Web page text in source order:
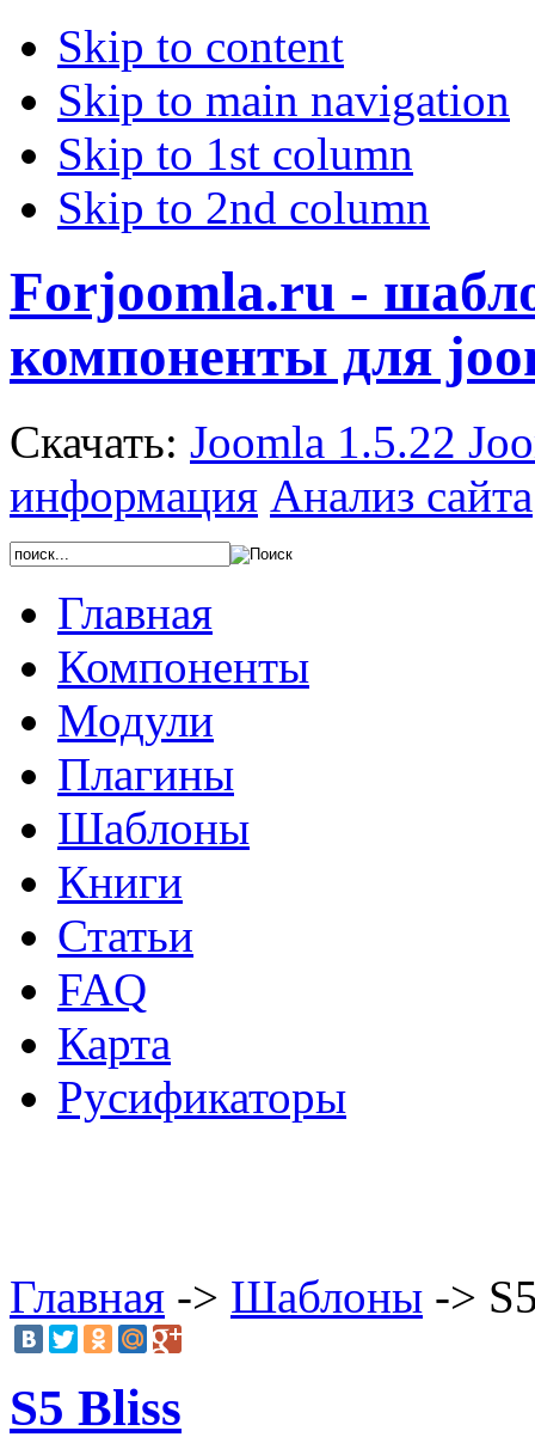
Skip to content
Skip to main navigation
Skip to 1st column
Skip to 2nd column
Forjoomla.ru -
компоненты для
Скачать: Joomla 1.5.22
информация Анализ сайта
Главная
Компоненты
Модули
Плагины
Шаблоны
Книги
Статьи
FAQ
Карта
Русификаторы
Главная -> Шаблоны ->
S5 Bliss